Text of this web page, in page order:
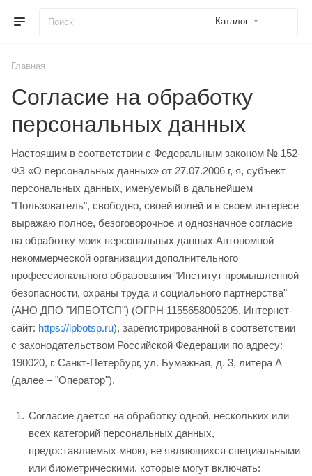
Каталог
Главная
Согласие на обработку
персональных данных
Настоящим в соответствии с Федеральным законом № 152-
ФЗ «О персональных данных» от 27.07.2006 г, я, субъект
персональных данных, именуемый в дальнейшем
"Пользователь", свободно, своей волей и в своем интересе
выражаю полное, безоговорочное и однозначное согласие
на обработку моих персональных данных Автономной
некоммерческой организации дополнительного
профессионального образования "Институт промышленной
безопасности, охраны труда и социального партнерства"
(АНО ДПО "ИПБОТСП") (ОГРН 1155658005205, Интернет-
сайт: https://ipbotsp.ru), зарегистрированной в соответствии
с законодательством Российской Федерации по адресу:
190020, г. Санкт-Петербург, ул. Бумажная, д. 3, литера А
(далее – "Оператор").
Согласие дается на обработку одной, нескольких или
всех категорий персональных данных,
предоставляемых мною, не являющихся специальными
или биометрическими, которые могут включать: